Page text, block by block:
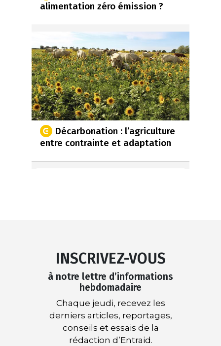
alimentation zéro émission ?
Décarbonation : l’agriculture
entre contrainte et adaptation
INSCRIVEZ-VOUS
à notre lettre d’informations
hebdomadaire
Chaque jeudi, recevez les
derniers articles, reportages,
conseils et essais de la
rédaction d’Entraid.